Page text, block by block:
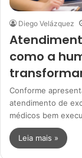
Diego Velázquez
como a
Conforme
atendimento de
médicos bem
Leia mais »